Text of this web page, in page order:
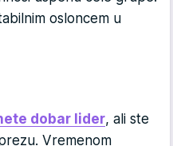
osloncem u
dobar lider, ali ste
Vremenom